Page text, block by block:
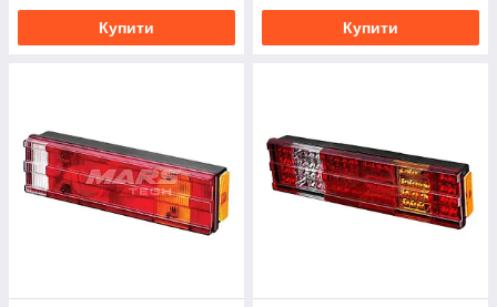
Купити Купити